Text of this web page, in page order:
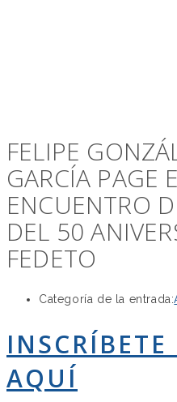
FELIPE
GARCÍA PAGE
ENCUENTRO
DEL 50
FEDETO
Categoría de la entrada:
AQUÍ